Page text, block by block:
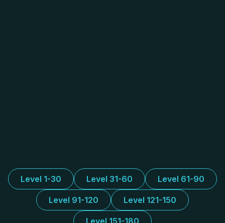
Level 1-30 Level 31-60 Level 61-90
Level 91-120 Level 121-150
Level 151-180